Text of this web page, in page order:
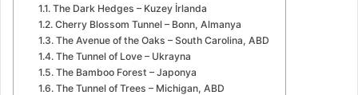
The Dark Hedges – Kuzey İrlanda
Cherry Blossom Tunnel – Bonn, Almanya
The Avenue of the Oaks – South Carolina, ABD
The Tunnel of Love – Ukrayna
The Bamboo Forest – Japonya
The Tunnel of Trees – Michigan, ABD